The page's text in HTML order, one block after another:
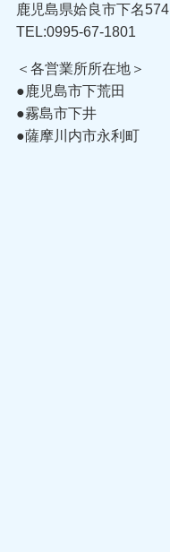
鹿児島県姶良市下名574
TEL:0995-67-1801
＜各営業所所在地＞
●鹿児島市下荒田
●霧島市下井
●薩摩川内市永利町